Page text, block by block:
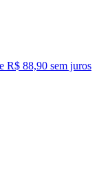
R$ 88,90 sem juros